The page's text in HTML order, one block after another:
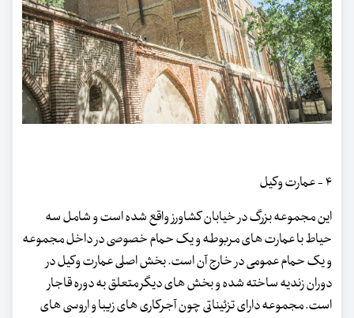
۴ - عمارت وکیل
این مجموعه بزرگ در خیابان کشاورز واقع شده است و شامل سه
حیاط با عمارت های مربوطه و یک حمام خصوصی در داخل مجموعه
و یک حمام عمومی در خارج آن است. بخش اصلی عمارت وکیل در
دوران زندیه ساخته شده و بخش های دیگر متعلق به دوره قاجار
است. مجموعه دارای تزئیناتی چون آجرکاری های زیبا و اروسی های